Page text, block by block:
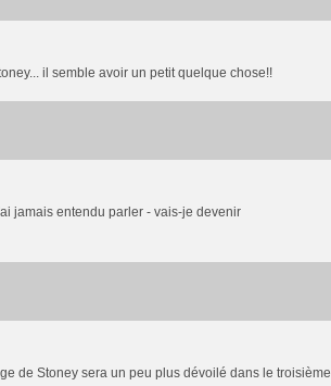
il semble avoir un petit quelque chose!!
jamais entendu parler - vais-je devenir
de Stoney sera un peu plus dévoilé dans le troisième